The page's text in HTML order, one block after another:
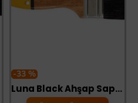
-33 %
Luna Black Ahşap Saplı Yağlı Boya Fırçası No:2,5